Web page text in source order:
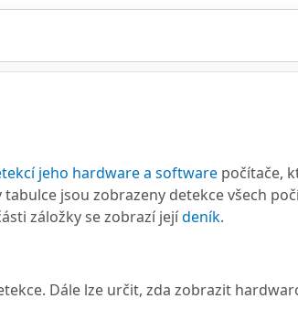
jeho hardware a software počítače,
jsou zobrazeny detekce všech
záložky se zobrazí jejídeník.
Dále lze určit, zda zobrazit